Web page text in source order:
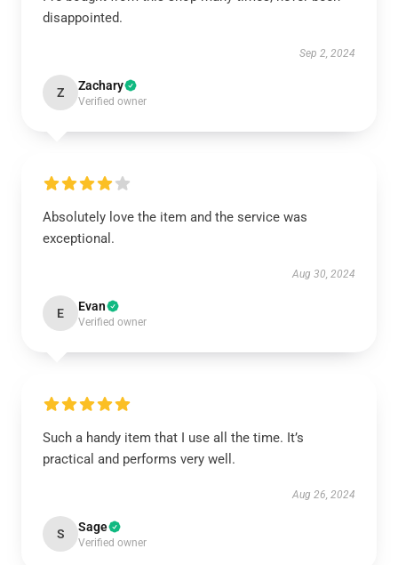
disappointed.
Sep 2, 2024
Z Zachary
Verified owner
Absolutely love the item and the service was
exceptional.
Aug 30, 2024
E Evan
Verified owner
Such a handy item that I use all the time. It’s
practical and performs very well.
Aug 26, 2024
S Sage
Verified owner